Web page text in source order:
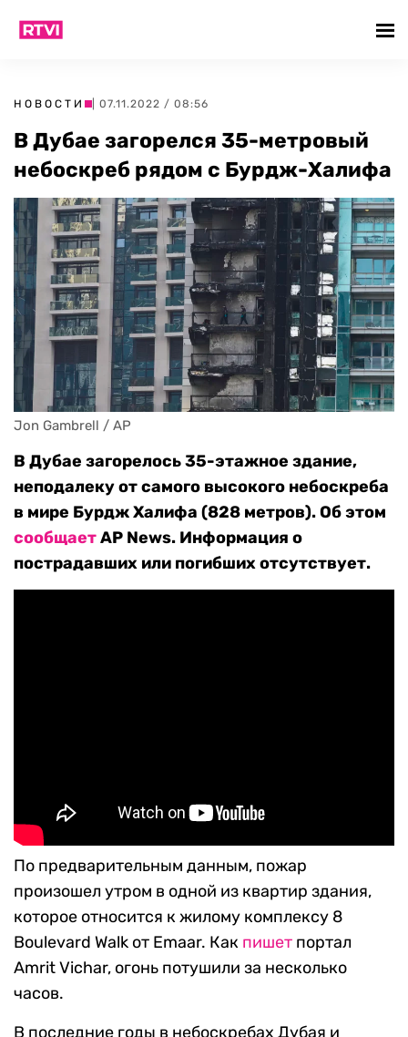
НОВОСТИ | 07.11.2022 / 08:56
В Дубае загорелся 35-метровый
небоскреб рядом с Бурдж-Халифа
Jon Gambrell / AP
В Дубае загорелось 35-этажное здание,
неподалеку от самого высокого небоскреба
в мире Бурдж Халифа (828 метров). Об этом
сообщаетAP News. Информация о
пострадавших или погибших отсутствует.
По предварительным данным, пожар
произошел утром в одной из квартир здания,
которое относится к жилому комплексу 8
Boulevard Walk от Emaar. Как пишет портал
Amrit Vichar, огонь потушили за несколько
часов.
В последние годы в небоскребах Дубая и